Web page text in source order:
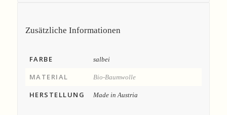
Zusätzliche Informationen
FARBE salbei
MATERIAL Bio-Baumwolle
HERSTELLUNG Made in Austria